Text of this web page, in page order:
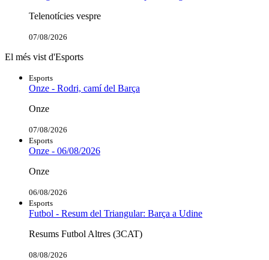
Telenotícies vespre
07/08/2026
El més vist d'Esports
Esports
Onze - Rodri, camí del Barça
Onze
07/08/2026
Esports
Onze - 06/08/2026
Onze
06/08/2026
Esports
Futbol - Resum del Triangular: Barça a Udine
Resums Futbol Altres (3CAT)
08/08/2026